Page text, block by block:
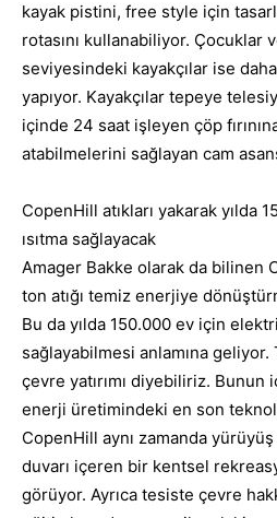
kayak pistini, free style için
rotasını kullanabiliyor. Çocuklar
seviyesindeki kayakçılar ise
yapıyor. Kayakçılar tepeye
içinde 24 saat işleyen çöp
atabilmelerini sağlayan cam
CopenHill atıkları yakarak yılda
ısıtma sağlayacak
Amager Bakke olarak da bilinen
ton atığı temiz enerjiye
Bu da yılda 150.000 ev için
sağlayabilmesi anlamına
çevre yatırımı diyebiliriz. Bunun
enerji üretimindeki en son
CopenHill aynı zamanda
duvarı içeren bir kentsel
görüyor. Ayrıca tesiste çevre